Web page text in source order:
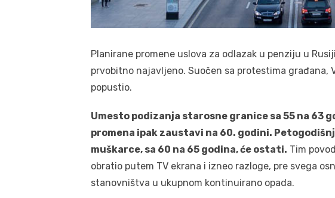
Planirane promene uslova za odlazak u penziju u
prvobitno najavljeno. Suočen sa protestima građana,
popustio.
Umesto podizanja starosne granice sa 55 na 63
promena ipak zaustavi na 60. godini.
muškarce, sa 60 na 65 godina, će ostati. Tim
obratio putem TV ekrana i izneo razloge, pre svega
stanovništva u ukupnom kontinuirano opada.